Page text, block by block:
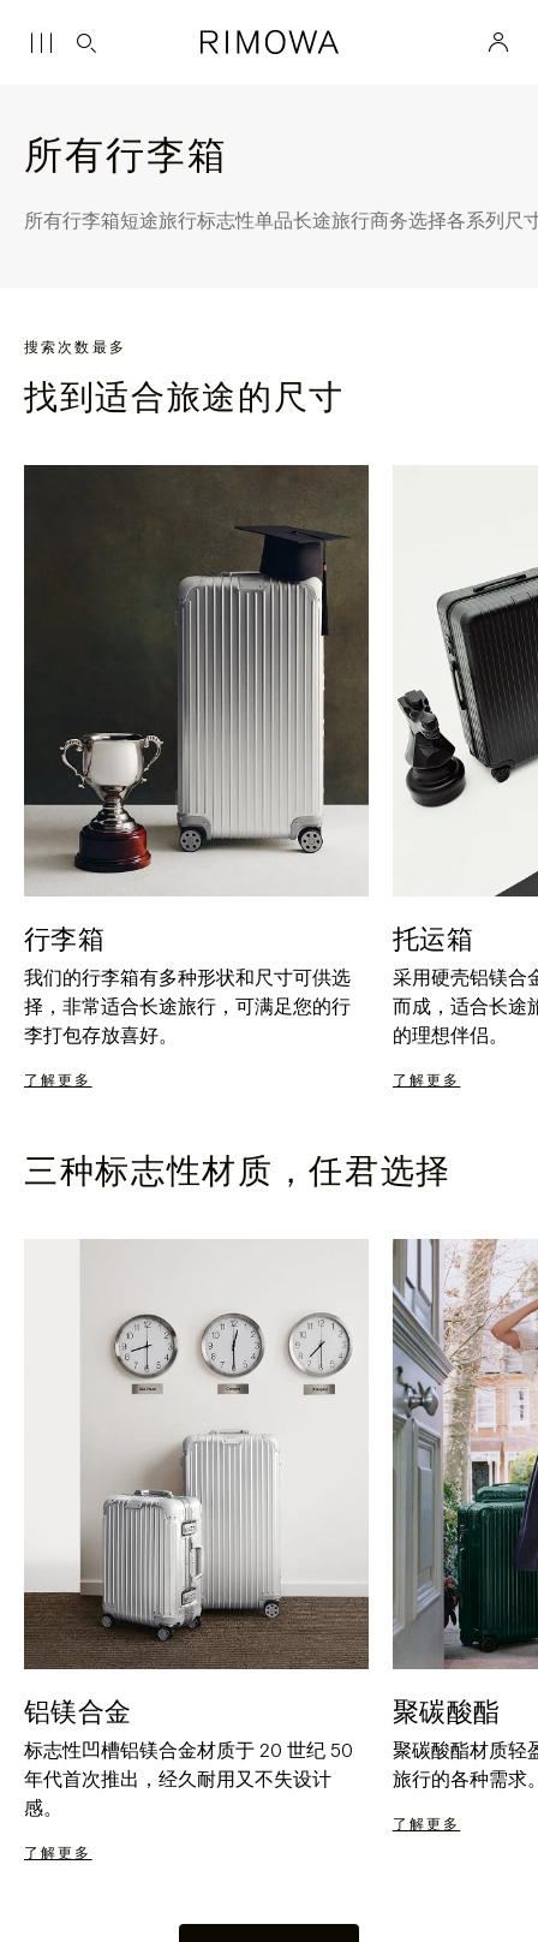
所有行李箱
所有行李箱短途旅行标志性单品长途旅行商务选择各系列尺
搜索次数最多
找到适合旅途的尺寸
行李箱
我们的行李箱有多种形状和尺寸可供选
择，非常适合长途旅行，可满足您的行
李打包存放喜好。
了解更多
托运箱
采用硬壳铝镁合
而成，适合长途
的理想伴侣。
了解更多
三种标志性材质，任君选择
铝镁合金
标志性凹槽铝镁合金材质于 20 世纪 50
年代首次推出，经久耐用又不失设计
感。
了解更多
聚碳酸酯
聚碳酸酯材质轻
旅行的各种需求
了解更多